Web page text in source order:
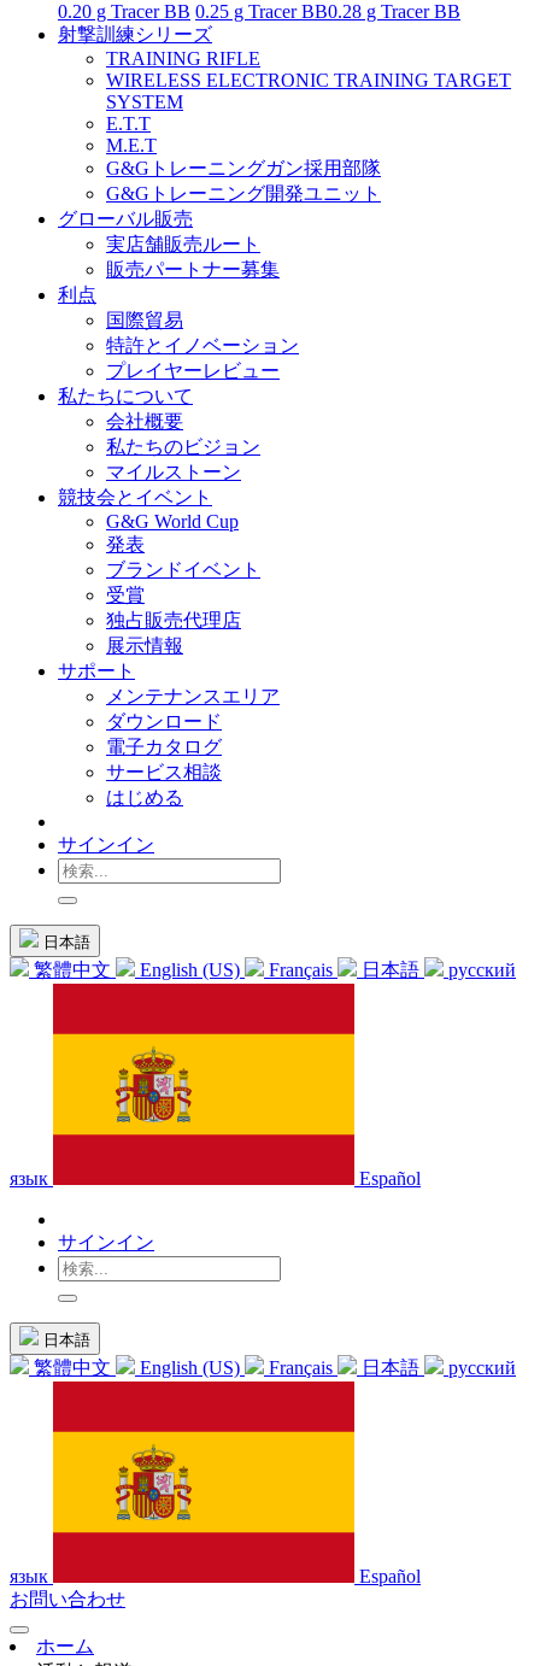
0.20 g Tracer BB 0.25 g Tracer BB0.28 g Tracer BB
射撃訓練シリーズ
TRAINING RIFLE
WIRELESS ELECTRONIC TRAINING TARGET
SYSTEM
E.T.T
M.E.T
G&Gトレーニングガン採用部隊
G&Gトレーニング開発ユニット
グローバル販売
実店舗販売ルート
販売パートナー募集
利点
国際貿易
特許とイノベーション
プレイヤーレビュー
私たちについて
会社概要
私たちのビジョン
マイルストーン
競技会とイベント
G&G World Cup
発表
ブランドイベント
受賞
独占販売代理店
展示情報
サポート
メンテナンスエリア
ダウンロード
電子カタログ
サービス相談
はじめる
サインイン
日本語
繁體中文 English (US) Français 日本語 русский
язык Español
サインイン
日本語
繁體中文 English (US) Français 日本語 русский
язык
Español
お問い合わせ
ホーム